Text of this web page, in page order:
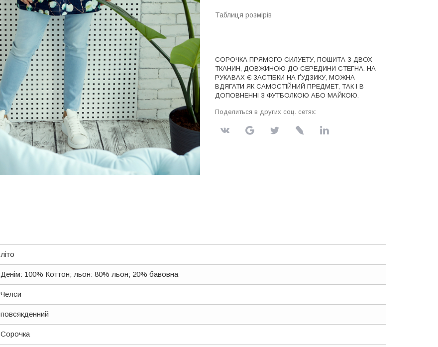
Таблиця розмірів
СОРОЧКА ПРЯМОГО СИЛУЕТУ, ПОШИТА З ДВОХ
ТКАНИН, ДОВЖИНОЮ ДО СЕРЕДИНИ СТЕГНА. НА
РУКАВАХ Є ЗАСТІБКИ НА ҐУДЗИКУ, МОЖНА
ВДЯГАТИ ЯК САМОСТІЙНИЙ ПРЕДМЕТ, ТАК І В
ДОПОВНЕННІ З ФУТБОЛКОЮ АБО МАЙКОЮ.
Поделиться в других соц. сетях:
літо
Денім: 100% Коттон; льон: 80% льон; 20% бавовна
Челси
повсякденний
Сорочка